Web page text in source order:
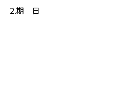
2.期 日